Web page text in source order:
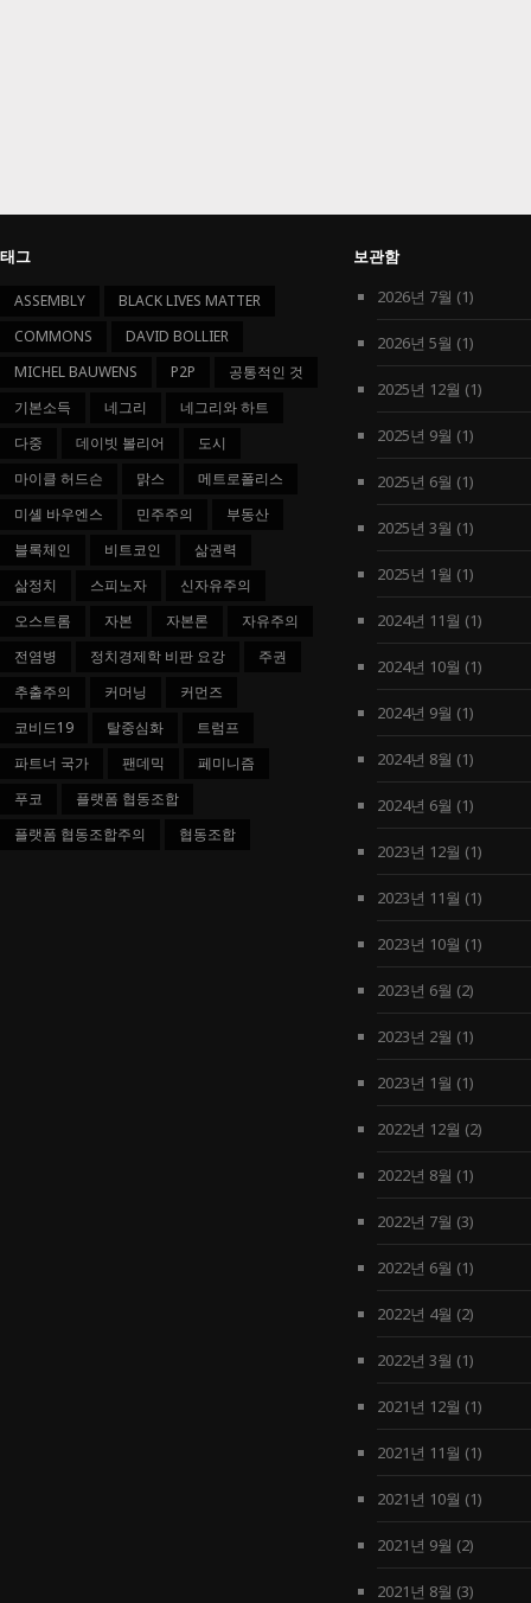
태그
ASSEMBLY
BLACK LIVES MATTER
COMMONS
DAVID BOLLIER
MICHEL BAUWENS
P2P
공통적인 것
기본소득
네그리
네그리와 하트
다중
데이빗 볼리어
도시
마이클 허드슨
맑스
메트로폴리스
미셸 바우엔스
민주주의
부동산
블록체인
비트코인
삶권력
삶정치
스피노자
신자유주의
오스트롬
자본 자본론
자유주의
전염병
정치경제학 비판 요강
주권
추출주의
커머닝
커먼즈
코비드19
탈중심화
트럼프
파트너 국가
팬데믹
페미니즘
푸코
플랫폼 협동조합
플랫폼 협동조합주의
협동조합
보관함
2026년 7월 (1)
2026년 5월 (1)
2025년 12월 (1)
2025년 9월 (1)
2025년 6월 (1)
2025년 3월 (1)
2025년 1월 (1)
2024년 11월 (1)
2024년 10월 (1)
2024년 9월 (1)
2024년 8월 (1)
2024년 6월 (1)
2023년 12월 (1)
2023년 11월 (1)
2023년 10월 (1)
2023년 6월 (2)
2023년 2월 (1)
2023년 1월 (1)
2022년 12월 (2)
2022년 8월 (1)
2022년 7월 (3)
2022년 6월 (1)
2022년 4월 (2)
2022년 3월 (1)
2021년 12월 (1)
2021년 11월 (1)
2021년 10월 (1)
2021년 9월 (2)
2021년 8월 (3)